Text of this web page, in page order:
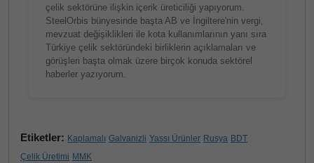
çelik sektörüne ilişkin içerik üreticiliği yapıyorum.
SteelOrbis bünyesinde başta AB ve İngiltere'nin vergi,
mevzuat değişiklikleri ile kota kullanımlarının yanı sıra
Türkiye çelik sektöründeki birliklerin açıklamaları ve
görüşleri başta olmak üzere birçok konuda sektörel
haberler yazıyorum.
Etiketler: Kaplamalı Galvanizli Yassı Ürünler Rusya BDT
Çelik Üretimi MMK